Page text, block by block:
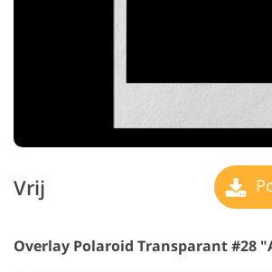
Vrij
Overlay Polaroid Transparant #28